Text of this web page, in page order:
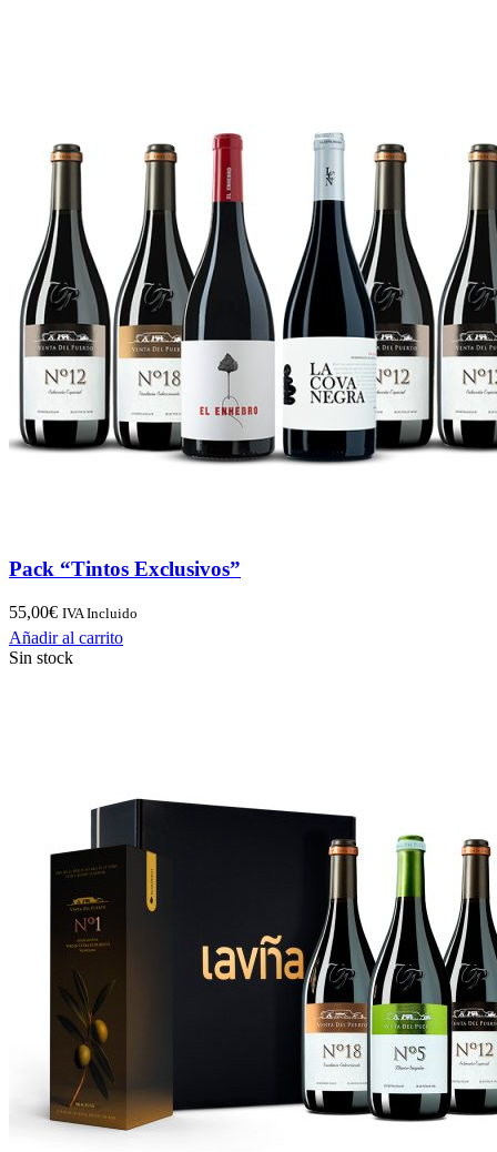
Pack “Tintos Exclusivos”
55,00€ IVA Incluido
Añadir al carrito
Sin stock